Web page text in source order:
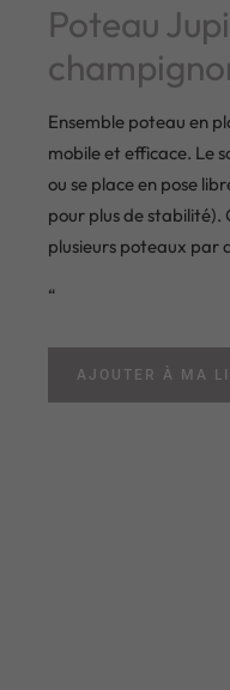
Poteau
Ensemble poteau en
mobile et efficace. Le
ou se place en pose
pour plus de stabilité).
plusieurs poteaux par
“
AJOUTER À MA